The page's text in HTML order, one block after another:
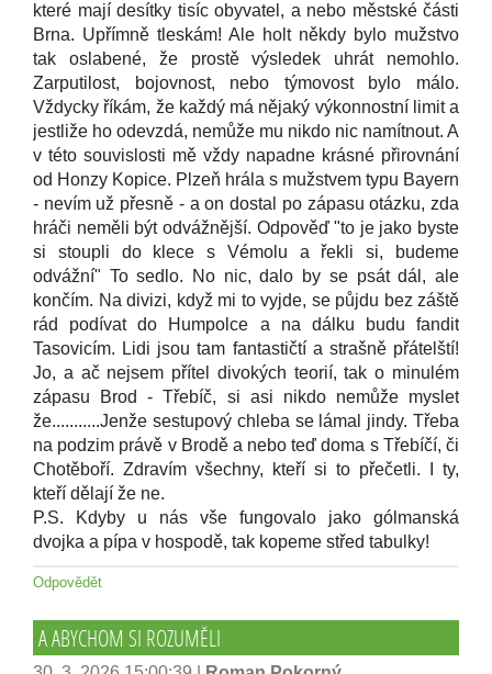
které mají desítky tisíc obyvatel, a nebo městské části
Brna. Upřímně tleskám! Ale holt někdy bylo mužstvo
tak oslabené, že prostě výsledek uhrát nemohlo.
Zarputilost, bojovnost, nebo týmovost bylo málo.
Vždycky říkám, že každý má nějaký výkonnostní limit a
jestliže ho odevzdá, nemůže mu nikdo nic namítnout. A
v této souvislosti mě vždy napadne krásné přirovnání
od Honzy Kopice. Plzeň hrála s mužstvem typu Bayern
- nevím už přesně - a on dostal po zápasu otázku, zda
hráči neměli být odvážnější. Odpověď "to je jako byste
si stoupli do klece s Vémolu a řekli si, budeme
odvážní" To sedlo. No nic, dalo by se psát dál, ale
končím. Na divizi, když mi to vyjde, se půjdu bez záště
rád podívat do Humpolce a na dálku budu fandit
Tasovicím. Lidi jsou tam fantastičtí a strašně přátelští!
Jo, a ač nejsem přítel divokých teorií, tak o minulém
zápasu Brod - Třebíč, si asi nikdo nemůže myslet
že...........Jenže sestupový chleba se lámal jindy. Třeba
na podzim právě v Brodě a nebo teď doma s Třebíčí, či
Chotěboří. Zdravím všechny, kteří si to přečetli. I ty,
kteří dělají že ne.
P.S. Kdyby u nás vše fungovalo jako gólmanská
dvojka a pípa v hospodě, tak kopeme střed tabulky!
Odpovědět
A ABYCHOM SI ROZUMĚLI